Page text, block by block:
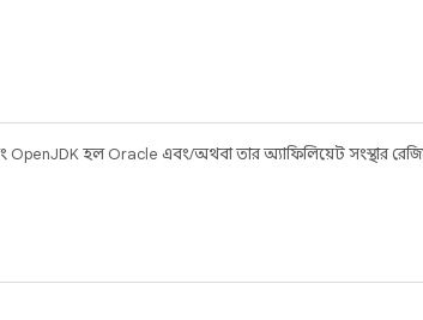
OpenJDK হল Oracle এবং/অথবা তার অ্যাফিলিয়েট সংস্থার